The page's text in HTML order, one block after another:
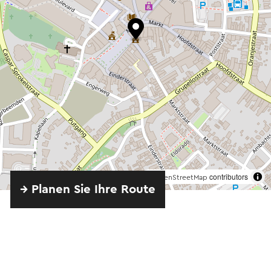
OpenStreetMap contributors
→ Planen Sie Ihre Route